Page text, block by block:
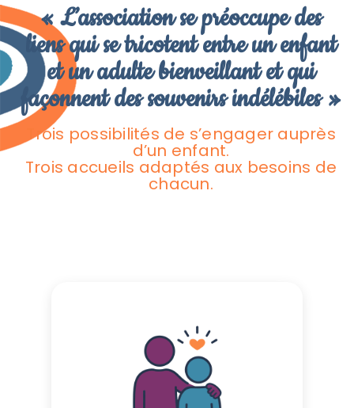
« L’association se préoccupe des
liens qui se tricotent entre un enfant
et un adulte bienveillant et qui
façonnent des souvenirs indélébiles »
Trois possibilités de s’engager auprès
d’un enfant.
Trois accueils adaptés aux besoins de
chacun.